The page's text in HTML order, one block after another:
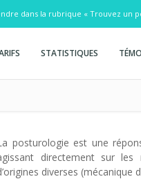
dans la rubrique « Trouvez un
STATISTIQUES
posturologie est une
directement sur les
diverses